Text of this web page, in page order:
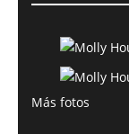
Más fotos